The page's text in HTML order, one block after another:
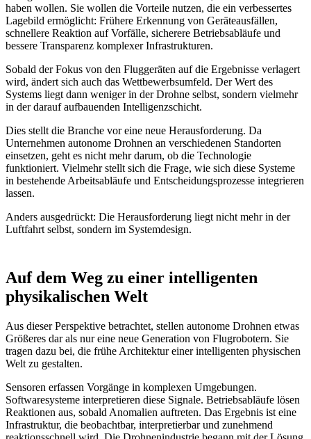
haben wollen. Sie wollen die Vorteile nutzen, die ein verbessertes
Lagebild ermöglicht: Frühere Erkennung von Geräteausfällen,
schnellere Reaktion auf Vorfälle, sicherere Betriebsabläufe und
bessere Transparenz komplexer Infrastrukturen.
Sobald der Fokus von den Fluggeräten auf die Ergebnisse verlagert
wird, ändert sich auch das Wettbewerbsumfeld. Der Wert des
Systems liegt dann weniger in der Drohne selbst, sondern vielmehr
in der darauf aufbauenden Intelligenzschicht.
Dies stellt die Branche vor eine neue Herausforderung. Da
Unternehmen autonome Drohnen an verschiedenen Standorten
einsetzen, geht es nicht mehr darum, ob die Technologie
funktioniert. Vielmehr stellt sich die Frage, wie sich diese Systeme
in bestehende Arbeitsabläufe und Entscheidungsprozesse integrieren
lassen.
Anders ausgedrückt: Die Herausforderung liegt nicht mehr in der
Luftfahrt selbst, sondern im Systemdesign.
Auf dem Weg zu einer intelligenten
physikalischen Welt
Aus dieser Perspektive betrachtet, stellen autonome Drohnen etwas
Größeres dar als nur eine neue Generation von Flugrobotern. Sie
tragen dazu bei, die frühe Architektur einer intelligenten physischen
Welt zu gestalten.
Sensoren erfassen Vorgänge in komplexen Umgebungen.
Softwaresysteme interpretieren diese Signale. Betriebsabläufe lösen
Reaktionen aus, sobald Anomalien auftreten. Das Ergebnis ist eine
Infrastruktur, die beobachtbar, interpretierbar und zunehmend